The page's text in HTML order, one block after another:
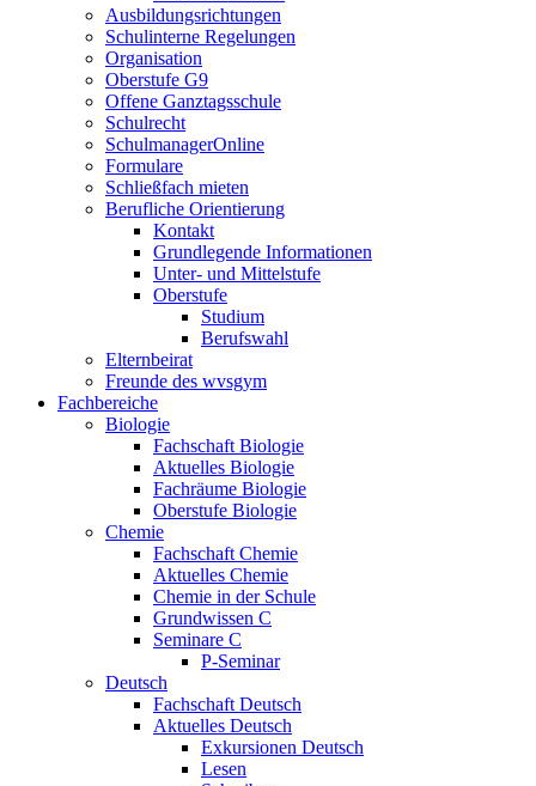
Ausbildungsrichtungen
Schulinterne Regelungen
Organisation
Oberstufe G9
Offene Ganztagsschule
Schulrecht
SchulmanagerOnline
Formulare
Schließfach mieten
Berufliche Orientierung
Kontakt
Grundlegende Informationen
Unter- und Mittelstufe
Oberstufe
Studium
Berufswahl
Elternbeirat
Freunde des wvsgym
Fachbereiche
Biologie
Fachschaft Biologie
Aktuelles Biologie
Fachräume Biologie
Oberstufe Biologie
Chemie
Fachschaft Chemie
Aktuelles Chemie
Chemie in der Schule
Grundwissen C
Seminare C
P-Seminar
Deutsch
Fachschaft Deutsch
Aktuelles Deutsch
Exkursionen Deutsch
Lesen